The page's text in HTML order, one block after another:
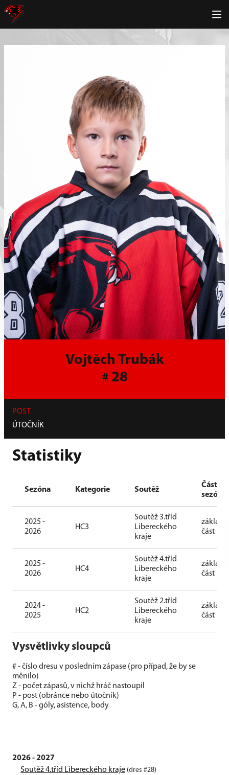
Vojtěch Trubák
# 28
POST
ÚTOČNÍK
Statistiky
Sezóna Kategorie Soutěž
Část
sezóny
2025 -
2026
HC3
Soutěž 3.tříd
Libereckého
kraje
část
2025 -
2026
HC4
Soutěž 4.tříd
Libereckého
kraje
část
2024 -
2025
HC2
Soutěž 2.tříd
Libereckého
kraje
část
Vysvětlivky sloupců
# - číslo dresu v posledním zápase (pro případ, že by se
měnilo)
Z - počet zápasů, v nichž hráč nastoupil
P - post (obránce nebo útočník)
G, A, B - góly, asistence, body
2026 - 2027
Soutěž 4.tříd Libereckého kraje (dres #28)